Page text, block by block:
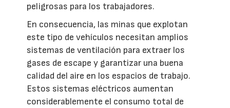
peligrosas para los trabajadores.
En consecuencia, las minas que explotan
este tipo de vehículos necesitan amplios
sistemas de ventilación para extraer los
gases de escape y garantizar una buena
calidad del aire en los espacios de trabajo.
Estos sistemas eléctricos aumentan
considerablemente el consumo total de